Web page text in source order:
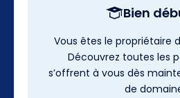
Bien
Vous êtes le propriétaire
Découvrez toutes les
s’offrent à vous dès
de